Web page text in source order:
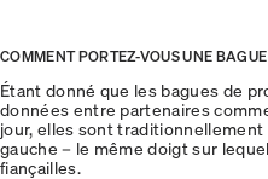
COMMENT PORTEZ-VOUS UNE
Étant donné que les bagues de
données entre partenaires
jour, elles sont
gauche – le même doigt sur
fiançailles.